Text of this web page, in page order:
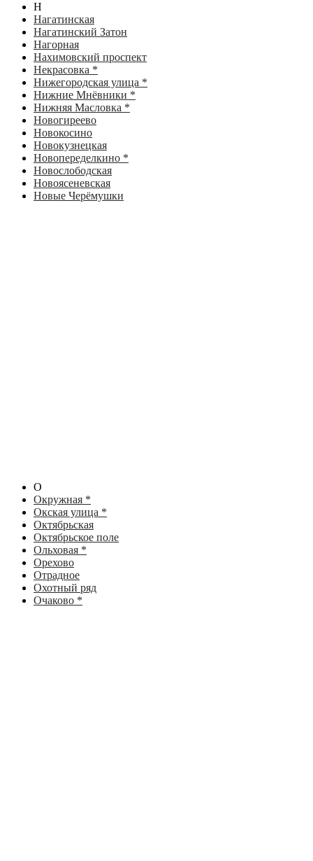
Н
Нагатинская
Нагатинский Затон
Нагорная
Нахимовский проспект
Некрасовка *
Нижегородская улица *
Нижние Мнёвники *
Нижняя Масловка *
Новогиреево
Новокосино
Новокузнецкая
Новопеределкино *
Новослободская
Новоясеневская
Новые Черёмушки
О
Окружная *
Окская улица *
Октябрьская
Октябрьское поле
Ольховая *
Орехово
Отрадное
Охотный ряд
Очаково *